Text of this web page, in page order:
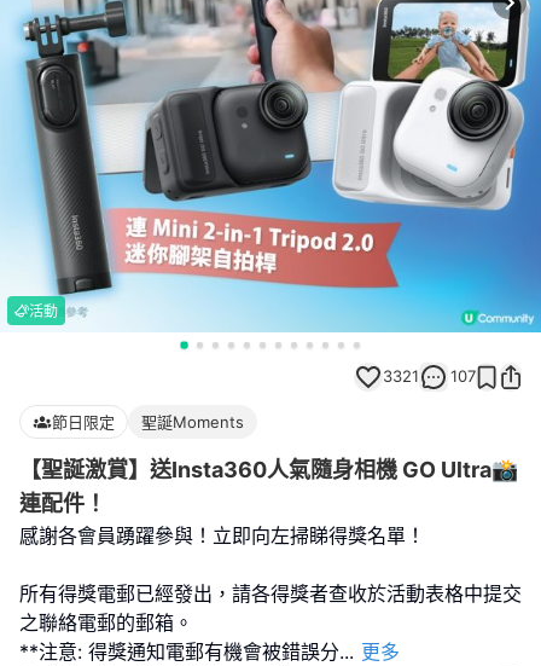
活動
3321 107
節日限定 聖誕Moments
【聖誕激賞】送Insta360人氣隨身相機 GO Ultra📸
連配件！
感謝各會員踴躍參與！立即向左掃睇得獎名單！
所有得獎電郵已經發出，請各得獎者查收於活動表格中提交
之聯絡電郵的郵箱。
**注意: 得獎通知電郵有機會被錯誤分... 更多